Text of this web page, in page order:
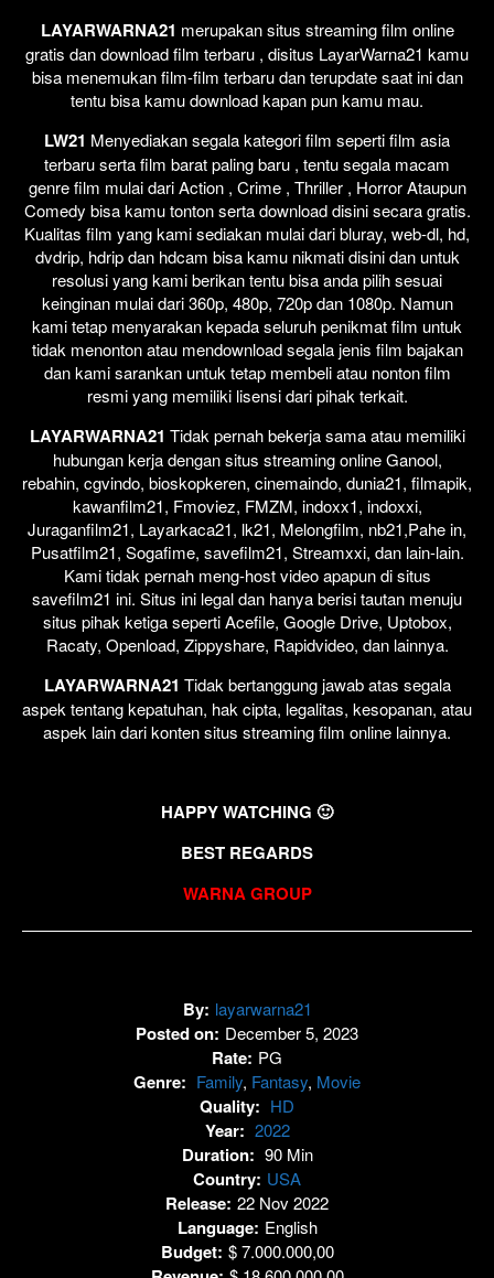
LAYARWARNA21 merupakan situs streaming film online
gratis dan download film terbaru , disitus LayarWarna21 kamu
bisa menemukan film-film terbaru dan terupdate saat ini dan
tentu bisa kamu download kapan pun kamu mau.
LW21 Menyediakan segala kategori film seperti film asia
terbaru serta film barat paling baru , tentu segala macam
genre film mulai dari Action , Crime , Thriller , Horror Ataupun
Comedy bisa kamu tonton serta download disini secara gratis.
Kualitas film yang kami sediakan mulai dari bluray, web-dl, hd,
dvdrip, hdrip dan hdcam bisa kamu nikmati disini dan untuk
resolusi yang kami berikan tentu bisa anda pilih sesuai
keinginan mulai dari 360p, 480p, 720p dan 1080p. Namun
kami tetap menyarakan kepada seluruh penikmat film untuk
tidak menonton atau mendownload segala jenis film bajakan
dan kami sarankan untuk tetap membeli atau nonton film
resmi yang memiliki lisensi dari pihak terkait.
LAYARWARNA21 Tidak pernah bekerja sama atau memiliki
hubungan kerja dengan situs streaming online Ganool,
rebahin, cgvindo, bioskopkeren, cinemaindo, dunia21, filmapik,
kawanfilm21, Fmoviez, FMZM, indoxx1, indoxxi,
Juraganfilm21, Layarkaca21, lk21, Melongfilm, nb21,Pahe in,
Pusatfilm21, Sogafime, savefilm21, Streamxxi, dan lain-lain.
Kami tidak pernah meng-host video apapun di situs
savefilm21 ini. Situs ini legal dan hanya berisi tautan menuju
situs pihak ketiga seperti Acefile, Google Drive, Uptobox,
Racaty, Openload, Zippyshare, Rapidvideo, dan lainnya.
LAYARWARNA21 Tidak bertanggung jawab atas segala
aspek tentang kepatuhan, hak cipta, legalitas, kesopanan, atau
aspek lain dari konten situs streaming film online lainnya.
HAPPY WATCHING 🙂
BEST REGARDS
WARNA GROUP
By: layarwarna21
Posted on: December 5, 2023
Rate: PG
Genre: Family, Fantasy, Movie
Quality: HD
Year: 2022
Duration: 90 Min
Country: USA
Release: 22 Nov 2022
Language: English
Budget: $ 7.000.000,00